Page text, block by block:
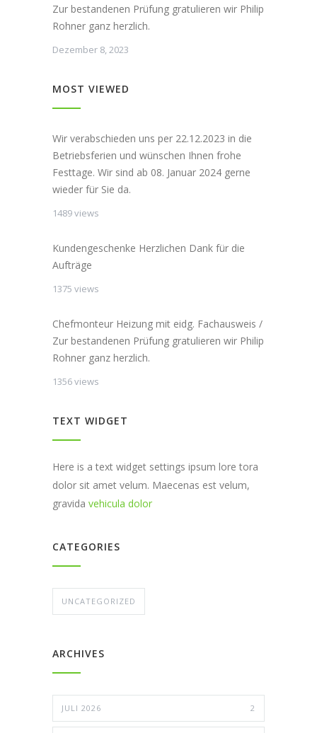
Zur bestandenen Prüfung gratulieren wir Philip
Rohner ganz herzlich.
Dezember 8, 2023
MOST VIEWED
Wir verabschieden uns per 22.12.2023 in die
Betriebsferien und wünschen Ihnen frohe
Festtage. Wir sind ab 08. Januar 2024 gerne
wieder für Sie da.
1489 views
Kundengeschenke Herzlichen Dank für die
Aufträge
1375 views
Chefmonteur Heizung mit eidg. Fachausweis /
Zur bestandenen Prüfung gratulieren wir Philip
Rohner ganz herzlich.
1356 views
TEXT WIDGET
Here is a text widget settings ipsum lore tora
dolor sit amet velum. Maecenas est velum,
gravida vehicula dolor
CATEGORIES
UNCATEGORIZED
ARCHIVES
JULI 2026 2